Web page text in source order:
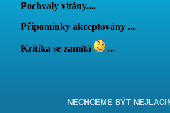
Pochvaly vítány....
Připomínky akceptovány ...
Kritika se zamítá ...
NECHCEME BÝT